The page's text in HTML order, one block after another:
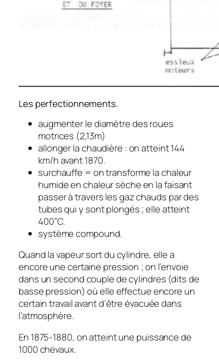
Les perfectionnements.
augmenter le diamètre des roues
motrices (2,13m)
allonger la chaudière : on atteint 144
km/h avant 1870.
surchauffe = on transforme la chaleur
humide en chaleur sèche en la faisant
passer à travers les gaz chauds par des
tubes qui y sont plongés ; elle atteint
400”C.
système compound.
Quand la vapeur sort du cylindre, elle a
encore une certaine pression ; on l’envoie
dans un second couple de cylindres (dits de
basse pression) où elle effectue encore un
certain travail avant d’être évacuée dans
l’atmosphère.
En 1875-1880, on atteint une puissance de
1000 chevaux.